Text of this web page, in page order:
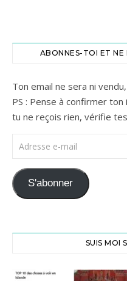
ABONNES-TOI ET NE
Ton email ne sera ni
PS : Pense à confirmer
tu ne reçois rien, vérifie
Adresse e-mail
S'abonner
SUIS MOI